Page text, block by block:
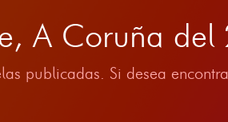
A Coruña del
publicadas. Si desea